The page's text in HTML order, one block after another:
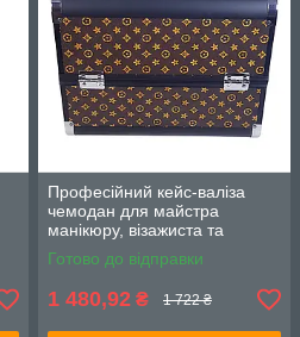
Професійний кейс-валіза
чемодан для майстра
манікюру, візажиста та
косметолога
Готово до відправки
1 480,92 ₴ 1 722 ₴